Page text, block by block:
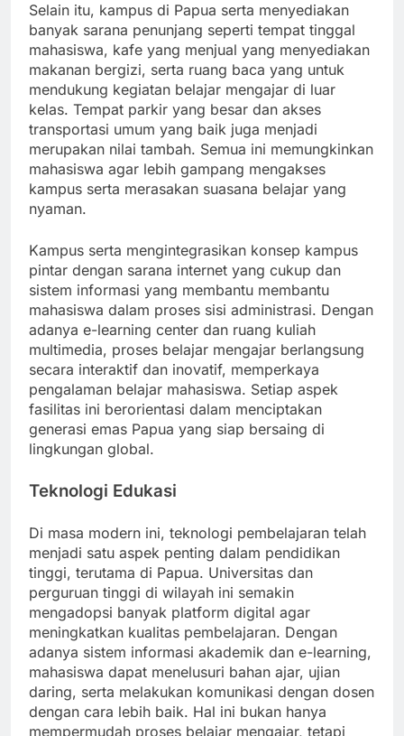
Selain itu, kampus di Papua serta menyediakan
banyak sarana penunjang seperti tempat tinggal
mahasiswa, kafe yang menjual yang menyediakan
makanan bergizi, serta ruang baca yang untuk
mendukung kegiatan belajar mengajar di luar
kelas. Tempat parkir yang besar dan akses
transportasi umum yang baik juga menjadi
merupakan nilai tambah. Semua ini memungkinkan
mahasiswa agar lebih gampang mengakses
kampus serta merasakan suasana belajar yang
nyaman.
Kampus serta mengintegrasikan konsep kampus
pintar dengan sarana internet yang cukup dan
sistem informasi yang membantu membantu
mahasiswa dalam proses sisi administrasi. Dengan
adanya e-learning center dan ruang kuliah
multimedia, proses belajar mengajar berlangsung
secara interaktif dan inovatif, memperkaya
pengalaman belajar mahasiswa. Setiap aspek
fasilitas ini berorientasi dalam menciptakan
generasi emas Papua yang siap bersaing di
lingkungan global.
Teknologi Edukasi
Di masa modern ini, teknologi pembelajaran telah
menjadi satu aspek penting dalam pendidikan
tinggi, terutama di Papua. Universitas dan
perguruan tinggi di wilayah ini semakin
mengadopsi banyak platform digital agar
meningkatkan kualitas pembelajaran. Dengan
adanya sistem informasi akademik dan e-learning,
mahasiswa dapat menelusuri bahan ajar, ujian
daring, serta melakukan komunikasi dengan dosen
dengan cara lebih baik. Hal ini bukan hanya
mempermudah proses belajar mengajar, tetapi